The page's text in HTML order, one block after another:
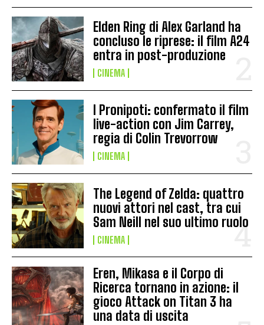
Elden Ring di Alex Garland ha
concluso le riprese: il film A24
entra in post-produzione
CINEMA
I Pronipoti: confermato il film
live-action con Jim Carrey,
regia di Colin Trevorrow
CINEMA
The Legend of Zelda: quattro
nuovi attori nel cast, tra cui
Sam Neill nel suo ultimo ruolo
CINEMA
Eren, Mikasa e il Corpo di
Ricerca tornano in azione: il
gioco Attack on Titan 3 ha
una data di uscita